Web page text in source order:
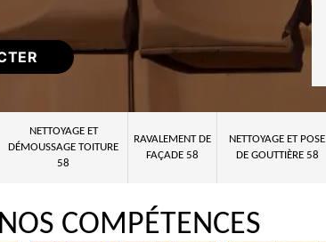
NETTOYAGE ET
DÉMOUSSAGE TOITURE
58
RAVALEMENT DE
FAÇADE 58
NETTOYAGE ET POSE
DE GOUTTIÈRE 58
NOS COMPÉTENCES